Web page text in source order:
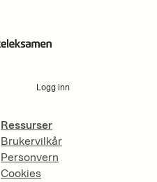
Logg inn
Ressurser
Brukervilkår
Personvern
Cookies